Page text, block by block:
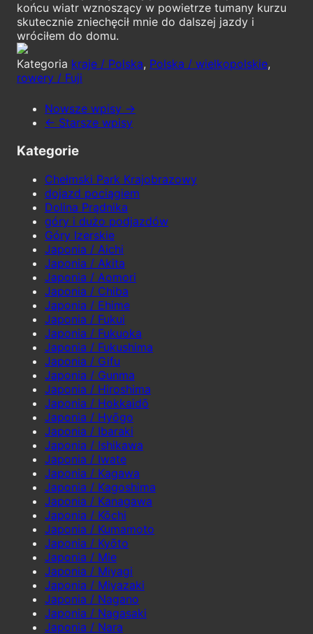
końcu wiatr wznoszący w powietrze tumany kurzu
skutecznie zniechęcił mnie do dalszej jazdy i
wróciłem do domu.
Kategoria kraje / Polska, Polska / wielkopolskie,
rowery / Fuji
Nowsze wpisy →
← Starsze wpisy
Kategorie
Chełmski Park Krajobrazowy
dojazd pociągiem
Dolina Prądnika
góry i dużo podjazdów
Góry Izerskie
Japonia / Aichi
Japonia / Akita
Japonia / Aomori
Japonia / Chiba
Japonia / Ehime
Japonia / Fukui
Japonia / Fukuoka
Japonia / Fukushima
Japonia / Gifu
Japonia / Gunma
Japonia / Hiroshima
Japonia / Hokkaidō
Japonia / Hyōgo
Japonia / Ibaraki
Japonia / Ishikawa
Japonia / Iwate
Japonia / Kagawa
Japonia / Kagoshima
Japonia / Kanagawa
Japonia / Kōchi
Japonia / Kumamoto
Japonia / Kyōto
Japonia / Mie
Japonia / Miyagi
Japonia / Miyazaki
Japonia / Nagano
Japonia / Nagasaki
Japonia / Nara